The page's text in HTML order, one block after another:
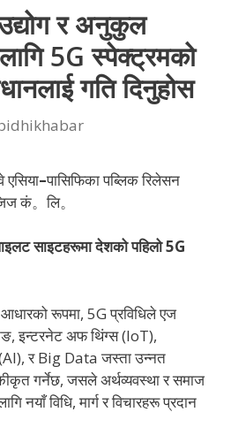
र अनुकुल
5G स्पेक्ट्रमको
गति दिनुहोस
एसिया–पासिफिकापब्लिकरिलेसन
कं。लि。
साइटहरूमा देशको पहिलो 5G
रूपमा, 5G प्रविधिले एज
इन्टरनेट अफ थिंग्स (IoT),
र Big Data जस्ता उन्नत
गर्नेछ, जसले अर्थव्यवस्था र समाज
नयाँ विधि, मार्ग र विचारहरू प्रदान